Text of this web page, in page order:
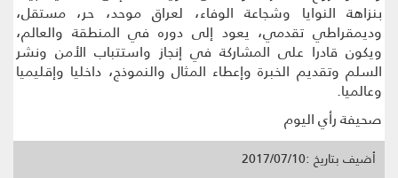
بنزاهة النوايا وشجاعة الوفاء، لعراق موحد، حر، مستقل،
وديمقراطي تقدمي، يعود إلى دوره في المنطقة والعالم،
ويكون قادرا على المشاركة في إنجاز واستتباب الأمن ونشر
السلم وتقديم الخبرة وإعطاء المثال والنموذج، داخليا وإقليميا
وعالميا.
صحيفة رأي اليوم
أضيف بتاريخ :2017/07/10